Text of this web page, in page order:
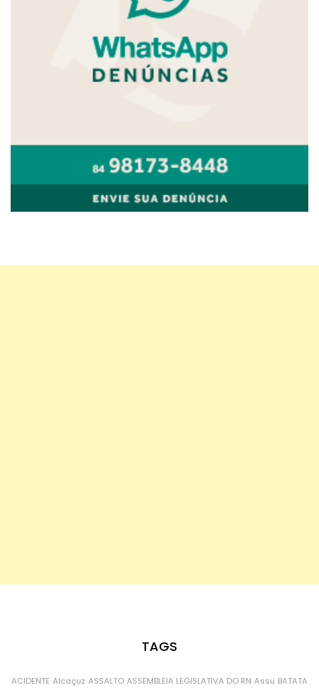
TAGS
ACIDENTE Alcaçuz ASSALTO ASSEMBLEIA LEGISLATIVA DO RN Assu BATATA